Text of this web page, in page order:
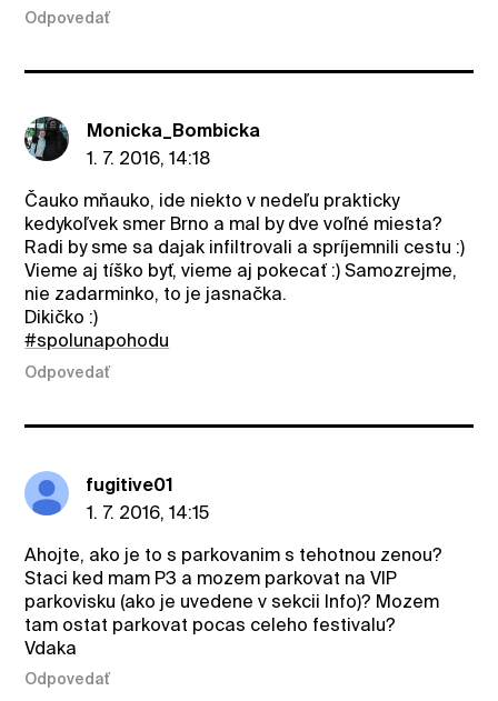
Odpovedať
Monicka_Bombicka
1. 7. 2016, 14:18
Čauko mňauko, ide niekto v nedeľu prakticky
kedykoľvek smer Brno a mal by dve voľné miesta?
Radi by sme sa dajak infiltrovali a spríjemnili cestu :)
Vieme aj tíško byť, vieme aj pokecať :) Samozrejme,
nie zadarminko, to je jasnačka.
Dikičko :)
#spolunapohodu
Odpovedať
fugitive01
1. 7. 2016, 14:15
Ahojte, ako je to s parkovanim s tehotnou zenou?
Staci ked mam P3 a mozem parkovat na VIP
parkovisku (ako je uvedene v sekcii Info)? Mozem
tam ostat parkovat pocas celeho festivalu?
Vdaka
Odpovedať